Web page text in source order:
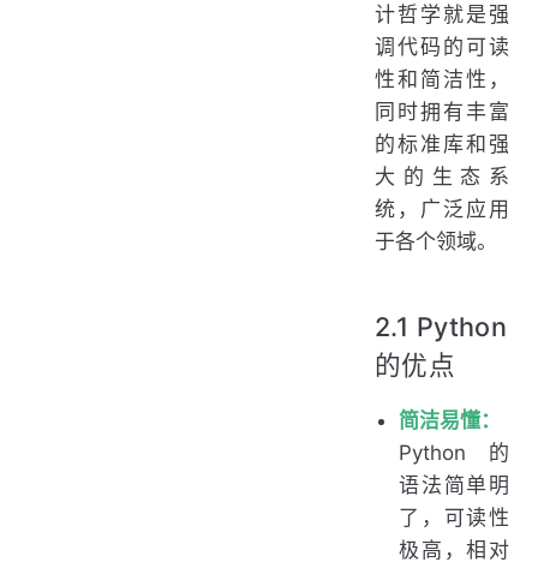
计哲学就是强
调代码的可读
性和简洁性，
同时拥有丰富
的标准库和强
大的生态系
统，广泛应用
于各个领域。
2.1 Python
的优点
简洁易懂：
Python 的
语法简单明
了，可读性
极高，相对